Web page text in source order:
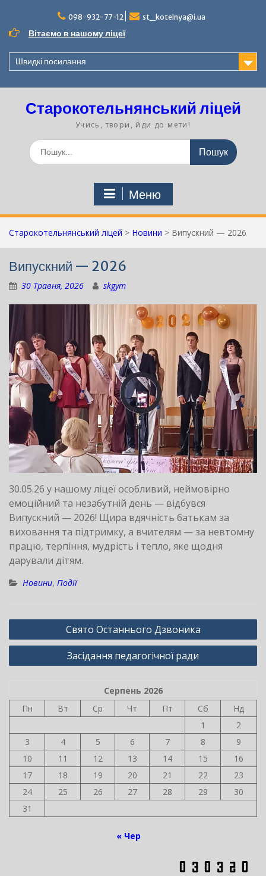
вмісту
098-932-77-12 st_kotelnya@i.ua
Вітаємо в нашому ліцеї
Швидкі посилання
Старокотельнянський ліцей
Учись, твори, йди до мети!
Шукати:
Меню
Старокотельнянський ліцей > Новини > Випускний — 2026
Випускний — 2026
30 Травня, 2026 skgym
30.05.26 у нашому ліцеї особливий, неймовірно
емоційний та незабутній день — відбувся
Випускний — 2026! Щира вдячність батькам за
виховання та підтримку, а вчителям — за невтомну
працю, терпіння, мудрість і тепло, яке щодня
дарували дітям.
Новини, Події
Навігація
записів
Свято Останнього Дзвоника
Засідання педагогічної ради
Серпень 2026
Пн
Вт Ср Чт Пт Сб
Нд
1
2
3
4 5 6 7 8
9
10
11 12 13 14 15
16
17
18 19 20 21 22
23
24
25 26 27 28 29
30
31
« Чер